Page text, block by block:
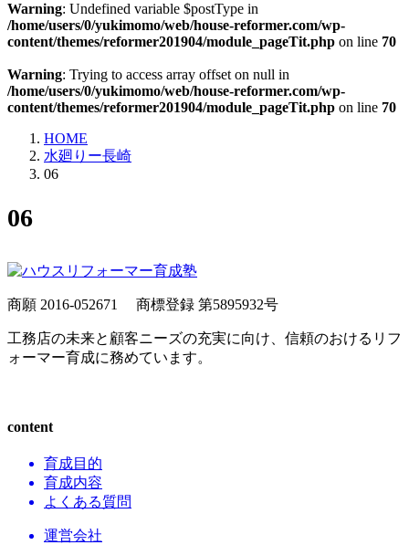
Warning: Undefined variable $postType in
/home/users/0/yukimomo/web/house-reformer.com/wp-
content/themes/reformer201904/module_pageTit.php on line 70
Warning: Trying to access array offset on null in
/home/users/0/yukimomo/web/house-reformer.com/wp-
content/themes/reformer201904/module_pageTit.php on line 70
HOME
水廻りー長崎
06
06
商願 2016-052671 商標登録 第5895932号
工務店の未来と顧客ニーズの充実に向け、信頼のおけるリフ
ォーマー育成に務めています。
content
育成目的
育成内容
よくある質問
運営会社